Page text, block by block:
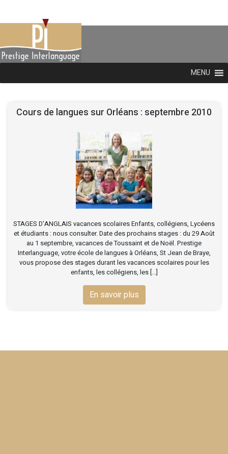
MENU
Cours de langues sur Orléans : septembre 2010
STAGES D’ANGLAIS vacances scolaires Enfants, collégiens, Lycéens
et étudiants : nous consulter. Date des prochains stages : du 29 Août
au 1 septembre, vacances de Toussaint et de Noël. Prestige
Interlanguage, votre école de langues à Orléans, St Jean de Braye,
vous propose des stages durant les vacances scolaires pour les
enfants, les collégiens, les [...]
En savoir plus